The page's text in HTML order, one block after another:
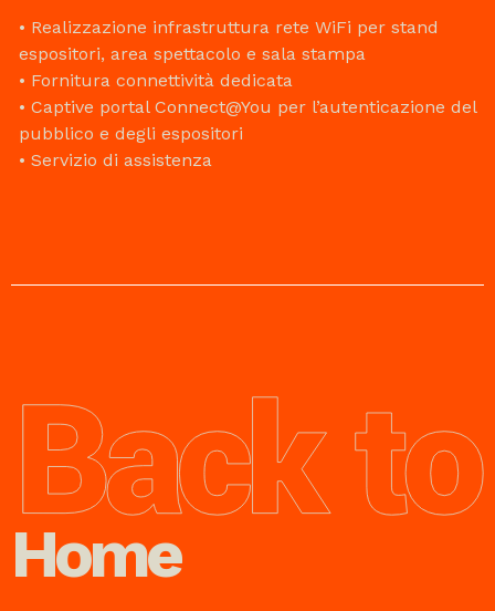
• Realizzazione infrastruttura rete WiFi per stand
espositori, area spettacolo e sala stampa
• Fornitura connettività dedicata
• Captive portal Connect@You per l’autenticazione del
pubblico e degli espositori
• Servizio di assistenza
Home